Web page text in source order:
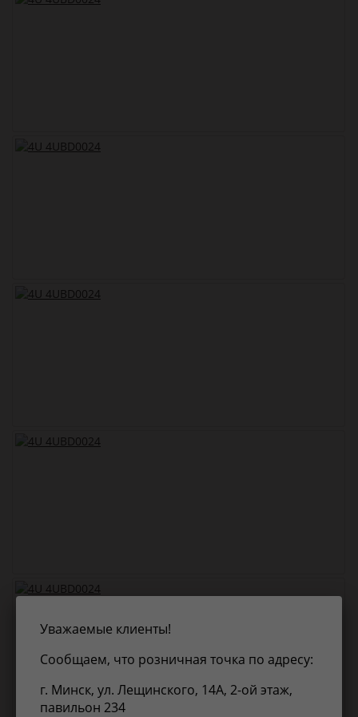
Уважаемые клиенты!
Сообщаем, что розничная точка по адресу:
г. Минск, ул. Лещинского, 14А, 2-ой этаж,
павильон 234